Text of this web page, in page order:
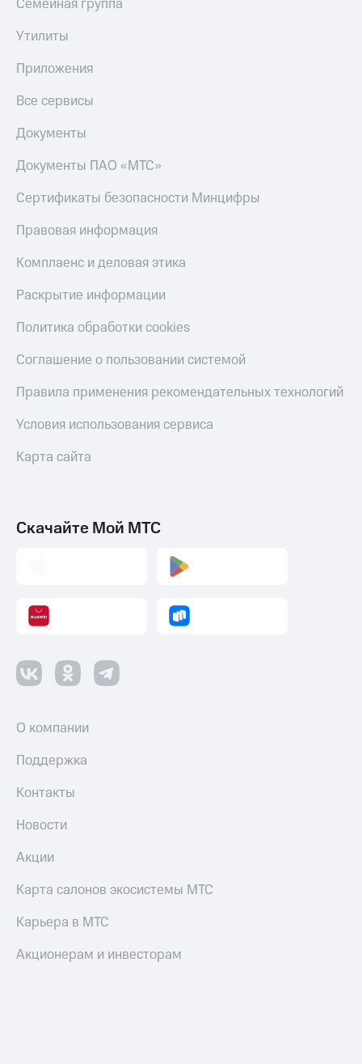
Семейная группа
Утилиты
Приложения
Все сервисы
Документы
Документы ПАО «МТС»
Сертификаты безопасности Минцифры
Правовая информация
Комплаенс и деловая этика
Раскрытие информации
Политика обработки cookies
Соглашение о пользовании системой
Правила применения рекомендательных технологий
Условия использования сервиса
Карта сайта
Скачайте Мой МТС
О компании
Поддержка
Контакты
Новости
Акции
Карта салонов экосистемы МТС
Карьера в МТС
Акционерам и инвесторам